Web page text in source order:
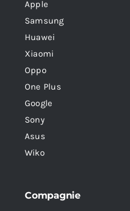
Apple
Samsung
Huawei
Xiaomi
Oppo
One Plus
Google
Sony
Asus
Wiko
Compagnie